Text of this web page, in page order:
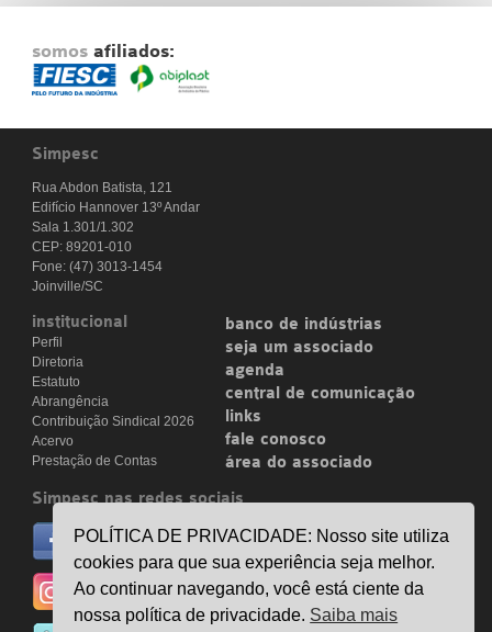
somos afiliados:
Simpesc
Rua Abdon Batista, 121
Edifício Hannover 13º Andar
Sala 1.301/1.302
CEP: 89201-010
Fone: (47) 3013-1454
Joinville/SC
institucional
Perfil
Diretoria
Estatuto
Abrangência
Contribuição Sindical 2026
Acervo
Prestação de Contas
banco de indústrias
seja um associado
agenda
central de comunicação
links
fale conosco
área do associado
Simpesc nas redes sociais
no facebook
/simpesc
no instagram
@simpescplasticos
POLÍTICA DE PRIVACIDADE: Nosso site utiliza
cookies para que sua experiência seja melhor.
Ao continuar navegando, você está ciente da
nossa política de privacidade. Saiba mais